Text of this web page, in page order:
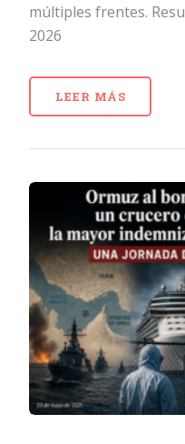
múltiples frentes.
2026
LEER MÁS